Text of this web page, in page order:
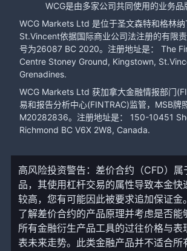
WCG是由多家公司共同使用的业务品
WCG Markets Ltd 是位于圣文森特和格林纳
St.Vincent依据国际商业公司法注册的有限
号为26087 BC 2020。注册地址是： The
Centre Stoney Ground, Kingstown,
Grenadines.
WCG Markets Ltd 获加拿大金融情报部门
易和报告分析中心(FINTRAC)监管，MSB牌
M20282836。注册地址是： 150-10451
Richmond BC V6X 2W8, Canada.
高风险投资警告：差价合约（CFD）属
品，其使用杠杆交易的属性导致本金快
较高，您有可能因此被要求追加保证金
了解差价合约的产品原理并考虑是否能
所有金融衍生产品工具的过往价格与表
表未来走势。此类金融产品并不适合所